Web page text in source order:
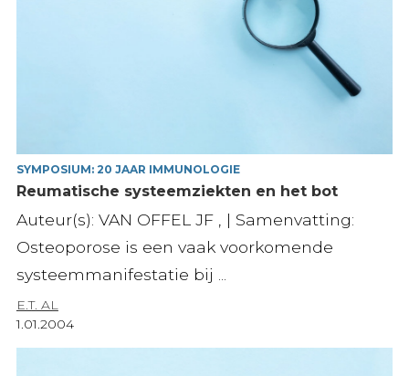
SYMPOSIUM: 20 JAAR IMMUNOLOGIE
Reumatische systeemziekten en het bot
Auteur(s): VAN OFFEL JF , | Samenvatting:
Osteoporose is een vaak voorkomende
systeemmanifestatie bij ...
E.T. AL
1.01.2004